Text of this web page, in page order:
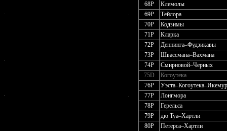
68P
Клемолы
69P
Тейлора
70P
Кодзимы
71P
Кларка
72P
Деннинга–Фудзикавы
73P
Швассмана–Вахмана
74P
Смирновой–Черных
75D
Когоутека
76P
77P
Лонгмора
78P
Герельса
79P
дю Туа–Хартли
80P
Петерса–Хартли